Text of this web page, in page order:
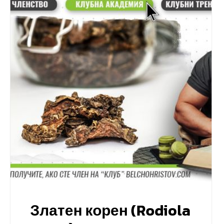
Златен корен (Rodiola